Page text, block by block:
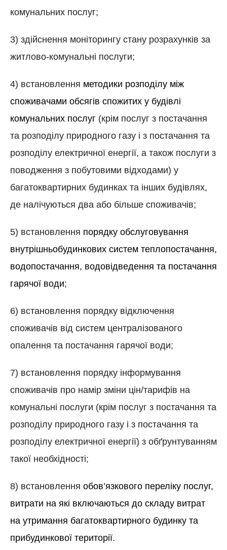
комунальних послуг;
3) здійснення моніторингу стану розрахунків за
житлово-комунальні послуги;
4) встановлення методики розподілу між
споживачами обсягів спожитих у будівлі
комунальних послуг (крім послуг з постачання
та розподілу природного газу і з постачання та
розподілу електричної енергії, а також послуги з
поводження з побутовими відходами) у
багатоквартирних будинках та інших будівлях,
де налічуються два або більше споживачів;
5) встановлення порядку обслуговування
внутрішньобудинкових систем теплопостачання,
водопостачання, водовідведення та постачання
гарячої води;
6) встановлення порядку відключення
споживачів від систем централізованого
опалення та постачання гарячої води;
7) встановлення порядку інформування
споживачів про намір зміни цін/тарифів на
комунальні послуги (крім послуг з постачання та
розподілу природного газу і з постачання та
розподілу електричної енергії) з обґрунтуванням
такої необхідності;
8) встановлення обов’язкового переліку послуг,
витрати на які включаються до складу витрат
на утримання багатоквартирного будинку та
прибудинкової території.